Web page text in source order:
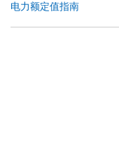
电力额定值指南